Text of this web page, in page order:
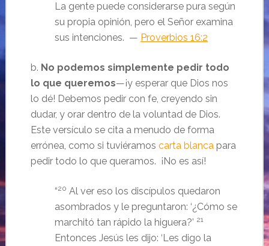
La gente puede considerarse pura según
su propia opinión, pero el Señor examina
sus intenciones. — Proverbios 16:2
b. No podemos simplemente pedir todo
lo que queremos—¡y esperar que Dios nos
lo dé! Debemos pedir con fe, creyendo sin
dudar, y orar dentro de la voluntad de Dios.
Este versículo se cita a menudo de forma
errónea, como si tuviéramos carta blancapara
pedir todo lo que queramos. ¡No es así!
“20 Al ver eso los discípulos quedaron
asombrados y le preguntaron: ‘¿Cómo se
marchitó tan rápido la higuera?’ 21
Entonces Jesús les dijo: ‘Les digo la